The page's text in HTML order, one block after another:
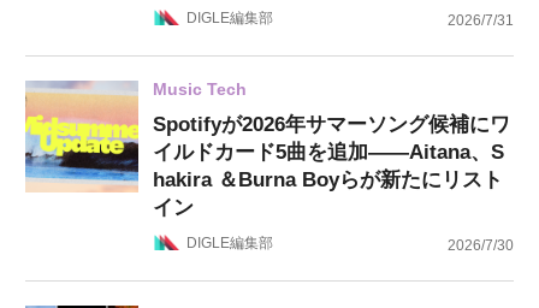
DIGLE編集部 2026/7/31
Music Tech
Spotifyが2026年サマーソング候補にワ
イルドカード5曲を追加——Aitana、S
hakira ＆Burna Boyらが新たにリスト
イン
DIGLE編集部 2026/7/30